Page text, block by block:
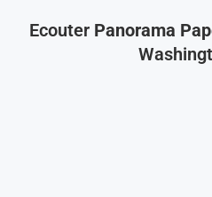
Ecouter Panorama